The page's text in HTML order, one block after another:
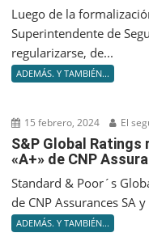
Luego de la
Superintendente de
regularizarse, de...
ADEMÁS. Y TAMBIÉN...
15 febrero, 2024 El
S&P Global
«A+» de CNP
Standard & Poor´s
de CNP Assurances SA
ADEMÁS. Y TAMBIÉN...